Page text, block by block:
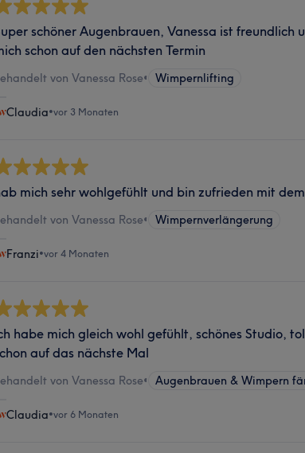
schöner Augenbrauen, Vanessa ist freundlich
schon auf den nächsten Termin
von Vanessa Rose• Wimpernlifting
Claudia•vor 3 Monaten
mich sehr wohlgefühlt und bin zufrieden mit
von Vanessa Rose• Wimpernverlängerung
Franzi•vor 4 Monaten
habe mich gleich wohl gefühlt, schönes Studio,
auf das nächste Mal
von Vanessa Rose• Augenbrauen & Wimpern
Claudia•vor 6 Monaten